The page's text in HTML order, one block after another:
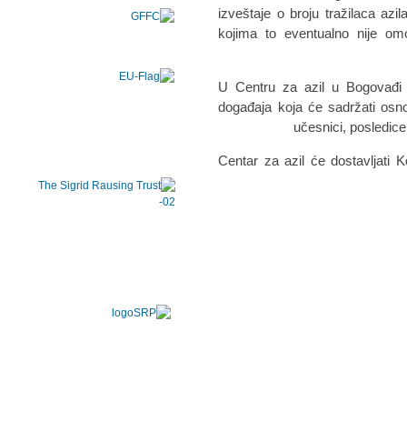
izveštaje o broju tražilaca
kojima to eventualno nije
• U Centru za azil u
događaja koja će sadržati
učesnici,
• Centar za azil će dostavljati